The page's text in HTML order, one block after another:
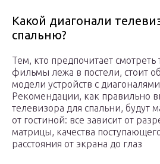
Какой диагонали
спальню?
Тем, кто предпочитает
фильмы лежа в постели, стоит
модели устройств с
Рекомендации, как правильно
телевизора для спальни, будут
от гостиной: все зависит от
матрицы, качества
расстояния от экрана до глаз